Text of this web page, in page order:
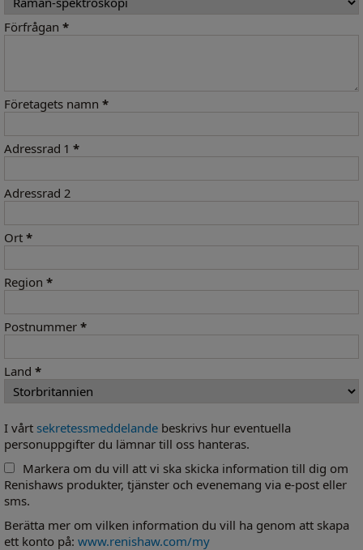
Förfrågan *
Företagets namn *
Adressrad 1 *
Adressrad 2
Ort *
Region *
Postnummer *
Land *
I vårt sekretessmeddelande beskrivs hur eventuella
personuppgifter du lämnar till oss hanteras.
Markera om du vill att vi ska skicka information till dig om
Renishaws produkter, tjänster och evenemang via e-post eller
sms.
Berätta mer om vilken information du vill ha genom att skapa
ett konto på: www.renishaw.com/my